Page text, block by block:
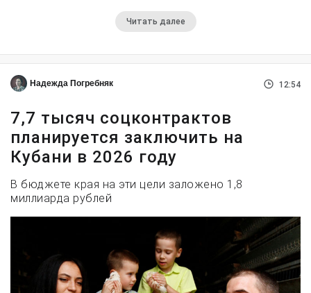
Читать далее
Надежда Погребняк 12:54
7,7 тысяч соцконтрактов
планируется заключить на
Кубани в 2026 году
В бюджете края на эти цели заложено 1,8
миллиарда рублей